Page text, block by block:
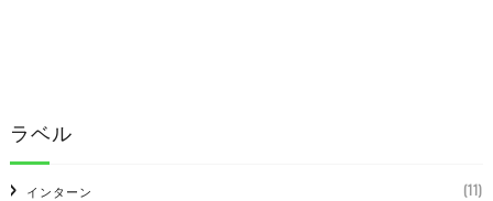
ラベル
インターン (11)